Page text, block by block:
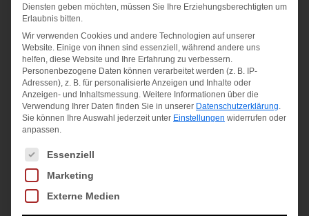
REVOLVE 17
WH
25,95 €
inkl. MwSt.
zzgl.Versandkosten
PRO
OVERGRIP
BLADE
Diensten geben möchten, müssen Sie Ihre Erziehungsberechtigten um
Erlaubnis bitten.
Wir verwenden Cookies und andere Technologien auf unserer
Website. Einige von ihnen sind essenziell, während andere uns
helfen, diese Website und Ihre Erfahrung zu verbessern.
Personenbezogene Daten können verarbeitet werden (z. B. IP-
Adressen), z. B. für personalisierte Anzeigen und Inhalte oder
Anzeigen- und Inhaltsmessung. Weitere Informationen über die
Verwendung Ihrer Daten finden Sie in unserer Datenschutzerklärung.
Sie können Ihre Auswahl jederzeit unter Einstellungen widerrufen oder
anpassen.
Es folgt eine Liste der Service-Gruppen, für die eine
Essenziell
Marketing
Externe Medien